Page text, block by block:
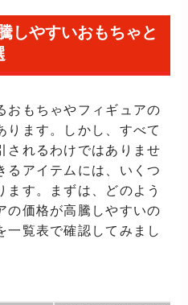
しやすいおもちゃと
おもちゃやフィギュアの
ります。しかし、すべて
されるわけではありませ
るアイテムには、いくつ
ます。まずは、どのよう
の価格が高騰しやすいの
一覧表で確認してみまし